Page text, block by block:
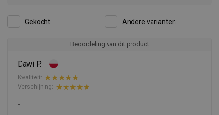
Gekocht Andere varianten
Beoordeling van dit product
Dawi P.
Kwaliteit:
Verschijning:
-